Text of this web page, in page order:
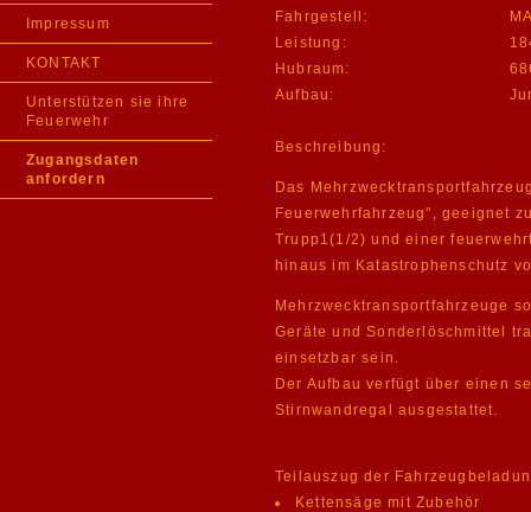
Impressum
KONTAKT
Unterstützen sie ihre
Feuerwehr
Zugangsdaten
anfordern
Fahrgestell:
Leistung:
Hubraum:
Aufbau:
Beschreibung:
Das
Feu erwehrfahrzeug", geeignet
Trupp 1(1/2) und einerfeuer
hinaus im Katastrophenschutz
Mehrzwecktransportfahrzeuge
Geräteund Sonderlöschmittel
einsetzbarsein.
Der Aufbau verfügt über einen
Stirnwandregal ausgestattet.
Teilauszug der
Kettensäge mit Zubehör